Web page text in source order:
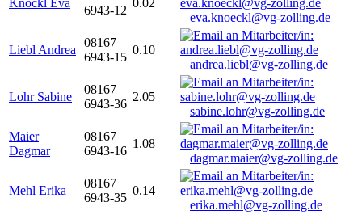
Knöckl Eva
6943-12
0.02
eva.knoeckl@vg-zolling.de
Liebl Andrea
08167
6943-15
0.10
andrea.liebl@vg-zolling.de
Lohr Sabine
08167
6943-36
2.05
sabine.lohr@vg-zolling.de
Maier
Dagmar
08167
6943-16
1.08
dagmar.maier@vg-zolling.de
Mehl Erika
08167
6943-35
0.14
erika.mehl@vg-zolling.de